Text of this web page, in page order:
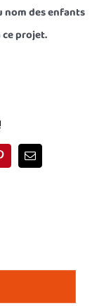
nom des enfants
projet.
Email